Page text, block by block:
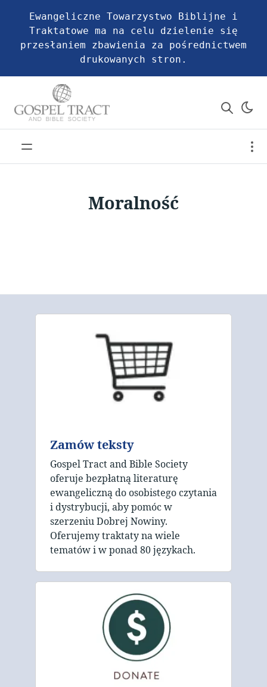
Ewangeliczne Towarzystwo Biblijne i
Traktatowe ma na celu dzielenie się
przesłaniem zbawienia za pośrednictwem
drukowanych stron.
Moralność
Zamów teksty
Gospel Tract and Bible Society
oferuje bezpłatną literaturę
ewangeliczną do osobistego czytania
i dystrybucji, aby pomóc w
szerzeniu Dobrej Nowiny.
Oferujemy traktaty na wiele
tematów i w ponad 80 językach.